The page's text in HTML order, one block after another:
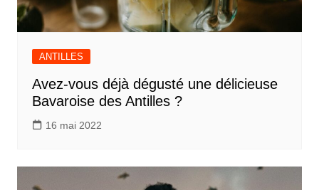
ANTILLES
Avez-vous déjà dégusté une délicieuse
Bavaroise des Antilles ?
16 mai 2022